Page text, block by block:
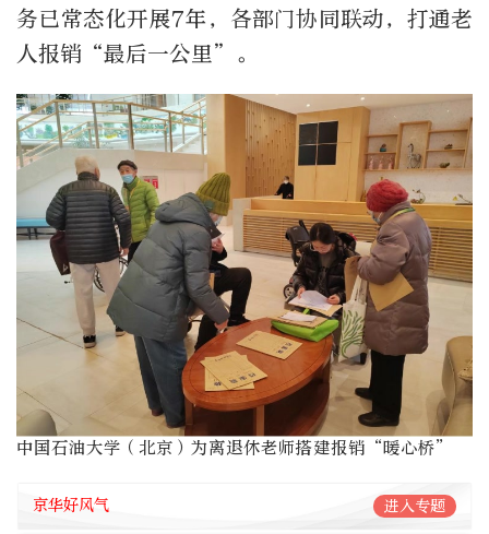
务已常态化开展7年，各部门协同联动，打通老
人报销“最后一公里”。
中国石油大学（北京）为离退休老师搭建报销“暖心桥”
京华好风气 进入专题